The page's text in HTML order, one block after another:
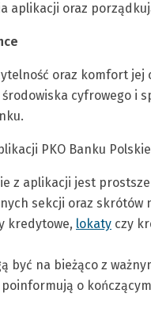
aplikacji oraz
oraz komfort jej
cyfrowego i
PKO Banku
z aplikacji jest
sekcji oraz skrótów
kredytowe, lokaty czy
być na bieżąco z
o